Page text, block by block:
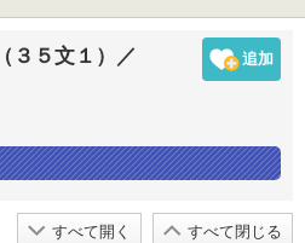
３５文１）／
すべて開く すべて閉じる